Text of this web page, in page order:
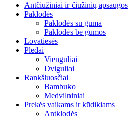
Antčiužiniai ir čiužinių apsaugos
Paklodės
Paklodės su guma
Paklodės be gumos
Lovatiesės
Pledai
Vienguliai
Dviguliai
Rankšluosčiai
Bambuko
Medvilniniai
Prekės vaikams ir kūdikiams
Antklodės